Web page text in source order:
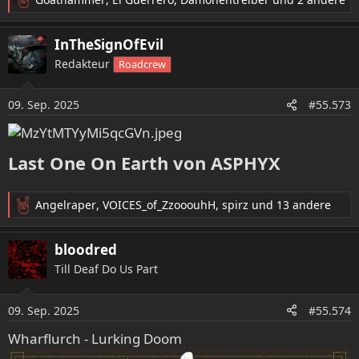
R
e
a
k
t
n
e
InTheSignOfEvil
Redakteur Roadcrew
09. Sep. 2025 #55.573
Last One On Earth von ASPHYX​
R
e
a
k
t
n
e
n
Angelraper, VOICES_of_ZzooouhH, spirz und 13 andere
bloodred
Till Deaf Do Us Part
09. Sep. 2025 #55.574
Wharflurch - Lurking Doom